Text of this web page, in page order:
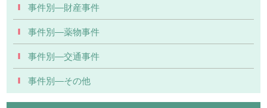
事件別―財産事件
事件別―薬物事件
事件別―交通事件
事件別―その他